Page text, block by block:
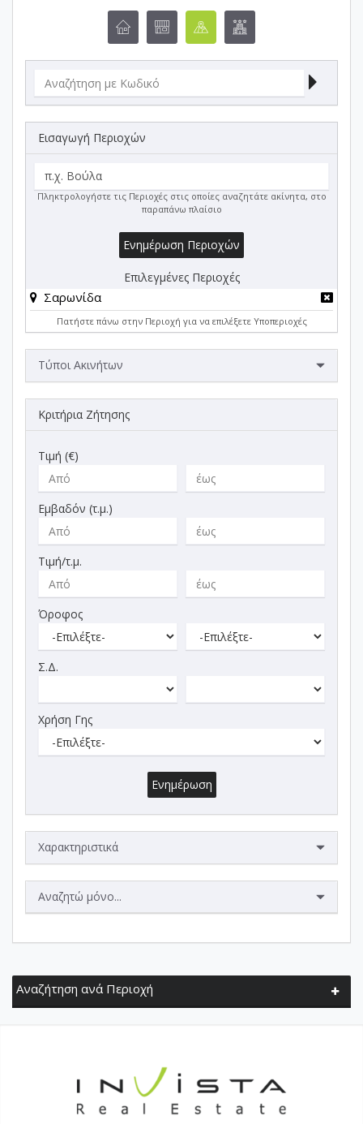
Εισαγωγή Περιοχών
Πληκτρολογήστε τις Περιοχές στις οποίες αναζητάτε ακίνητα, στο
παραπάνω πλαίσιο
Ενημέρωση Περιοχών
Επιλεγμένες Περιοχές
Σαρωνίδα
Πατήστε πάνω στην Περιοχή για να επιλέξετε Υποπεριοχές
Τύποι Ακινήτων
Κριτήρια Ζήτησης
Τιμή (€)
Εμβαδόν (τ.μ.)
Τιμή/τ.μ.
Όροφος
Σ.Δ.
Χρήση Γης
Ενημέρωση
Χαρακτηριστικά
Αναζητώ μόνο...
Αναζήτηση ανά Περιοχή